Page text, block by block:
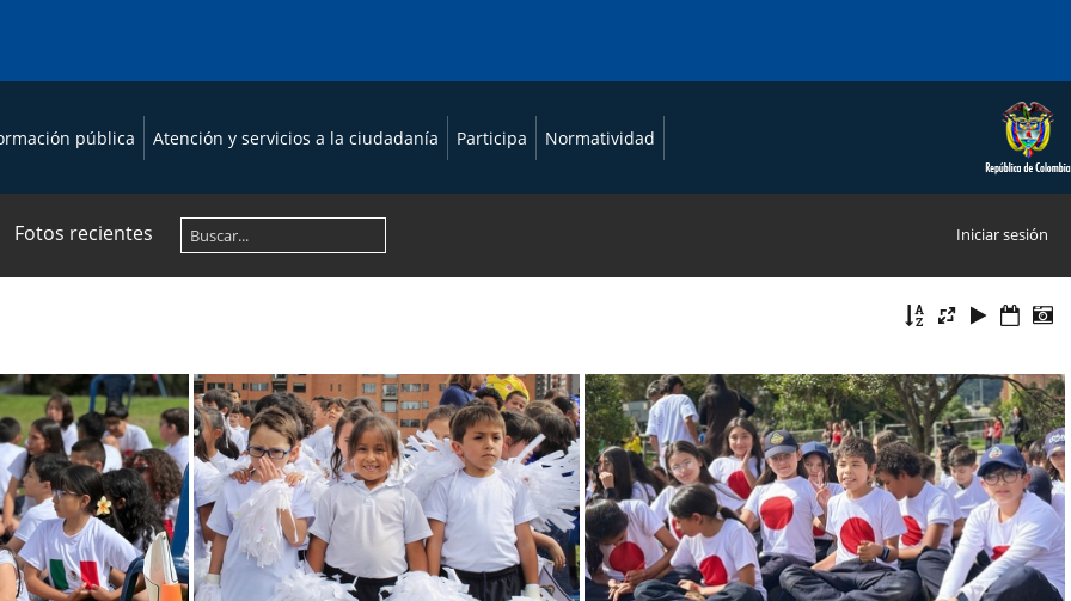
pública Atención y servicios a la ciudadanía Participa Normatividad
Fotos recientes Iniciar sesión